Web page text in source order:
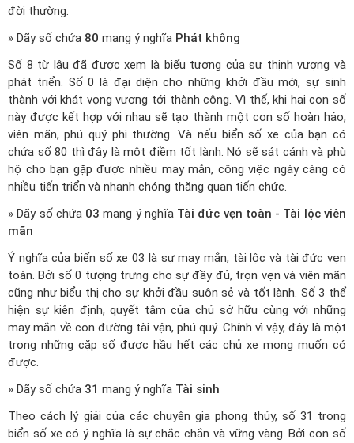
đời thường.
» Dãy số chứa 80 mang ý nghĩa Phát không
Số 8 từ lâu đã được xem là biểu tượng của sự thịnh vượng và
phát triển. Số 0 là đại diện cho những khởi đầu mới, sự sinh
thành với khát vọng vương tới thành công. Vì thế, khi hai con số
này được kết hợp với nhau sẽ tạo thành một con số hoàn hảo,
viên mãn, phú quý phi thường. Và nếu biển số xe của bạn có
chứa số 80 thì đây là một điềm tốt lành. Nó sẽ sát cánh và phù
hộ cho bạn gặp được nhiều may mắn, công việc ngày càng có
nhiều tiến triển và nhanh chóng thăng quan tiến chức.
» Dãy số chứa 03 mang ý nghĩa Tài đức vẹn toàn - Tài lộc viên
mãn
Ý nghĩa của biển số xe 03 là sự may mắn, tài lộc và tài đức vẹn
toàn. Bởi số 0 tượng trưng cho sự đầy đủ, trọn vẹn và viên mãn
cũng như biểu thị cho sự khởi đầu suôn sẻ và tốt lành. Số 3 thể
hiện sự kiên định, quyết tâm của chủ sở hữu cùng với những
may mắn về con đường tài vận, phú quý. Chính vì vậy, đây là một
trong những cặp số được hầu hết các chủ xe mong muốn có
được.
» Dãy số chứa 31 mang ý nghĩa Tài sinh
Theo cách lý giải của các chuyên gia phong thủy, số 31 trong
biển số xe có ý nghĩa là sự chắc chắn và vững vàng. Bởi con số